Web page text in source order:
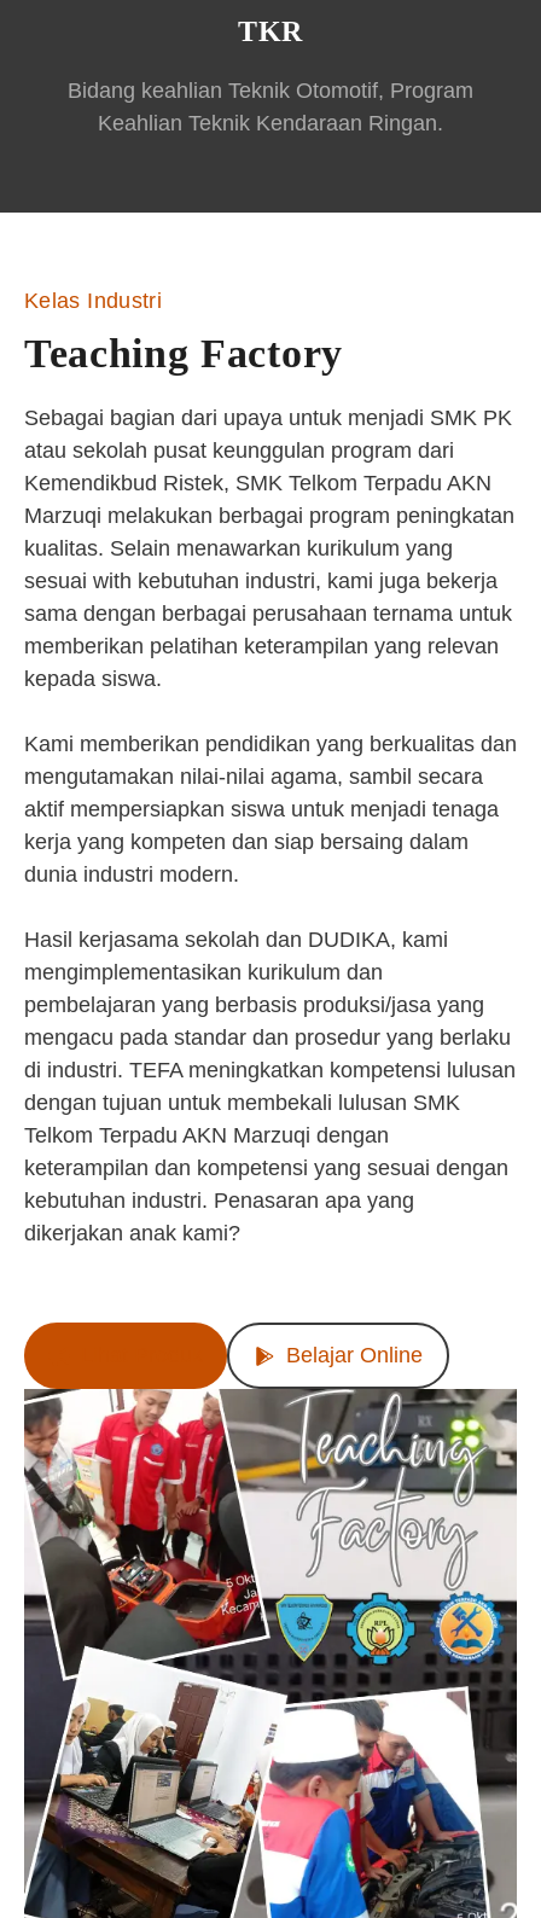
TKR
Bidang keahlian Teknik Otomotif, Program
Keahlian Teknik Kendaraan Ringan.
Kelas Industri
Teaching Factory
Sebagai bagian dari upaya untuk menjadi SMK PK
atau sekolah pusat keunggulan program dari
Kemendikbud Ristek, SMK Telkom Terpadu AKN
Marzuqi melakukan berbagai program peningkatan
kualitas. Selain menawarkan kurikulum yang
sesuai with kebutuhan industri, kami juga bekerja
sama dengan berbagai perusahaan ternama untuk
memberikan pelatihan keterampilan yang relevan
kepada siswa.
Kami memberikan pendidikan yang berkualitas dan
mengutamakan nilai-nilai agama, sambil secara
aktif mempersiapkan siswa untuk menjadi tenaga
kerja yang kompeten dan siap bersaing dalam
dunia industri modern.
Hasil kerjasama sekolah dan DUDIKA, kami
mengimplementasikan kurikulum dan
pembelajaran yang berbasis produksi/jasa yang
mengacu pada standar dan prosedur yang berlaku
di industri. TEFA meningkatkan kompetensi lulusan
dengan tujuan untuk membekali lulusan SMK
Telkom Terpadu AKN Marzuqi dengan
keterampilan dan kompetensi yang sesuai dengan
kebutuhan industri. Penasaran apa yang
dikerjakan anak kami?
Belajar Online